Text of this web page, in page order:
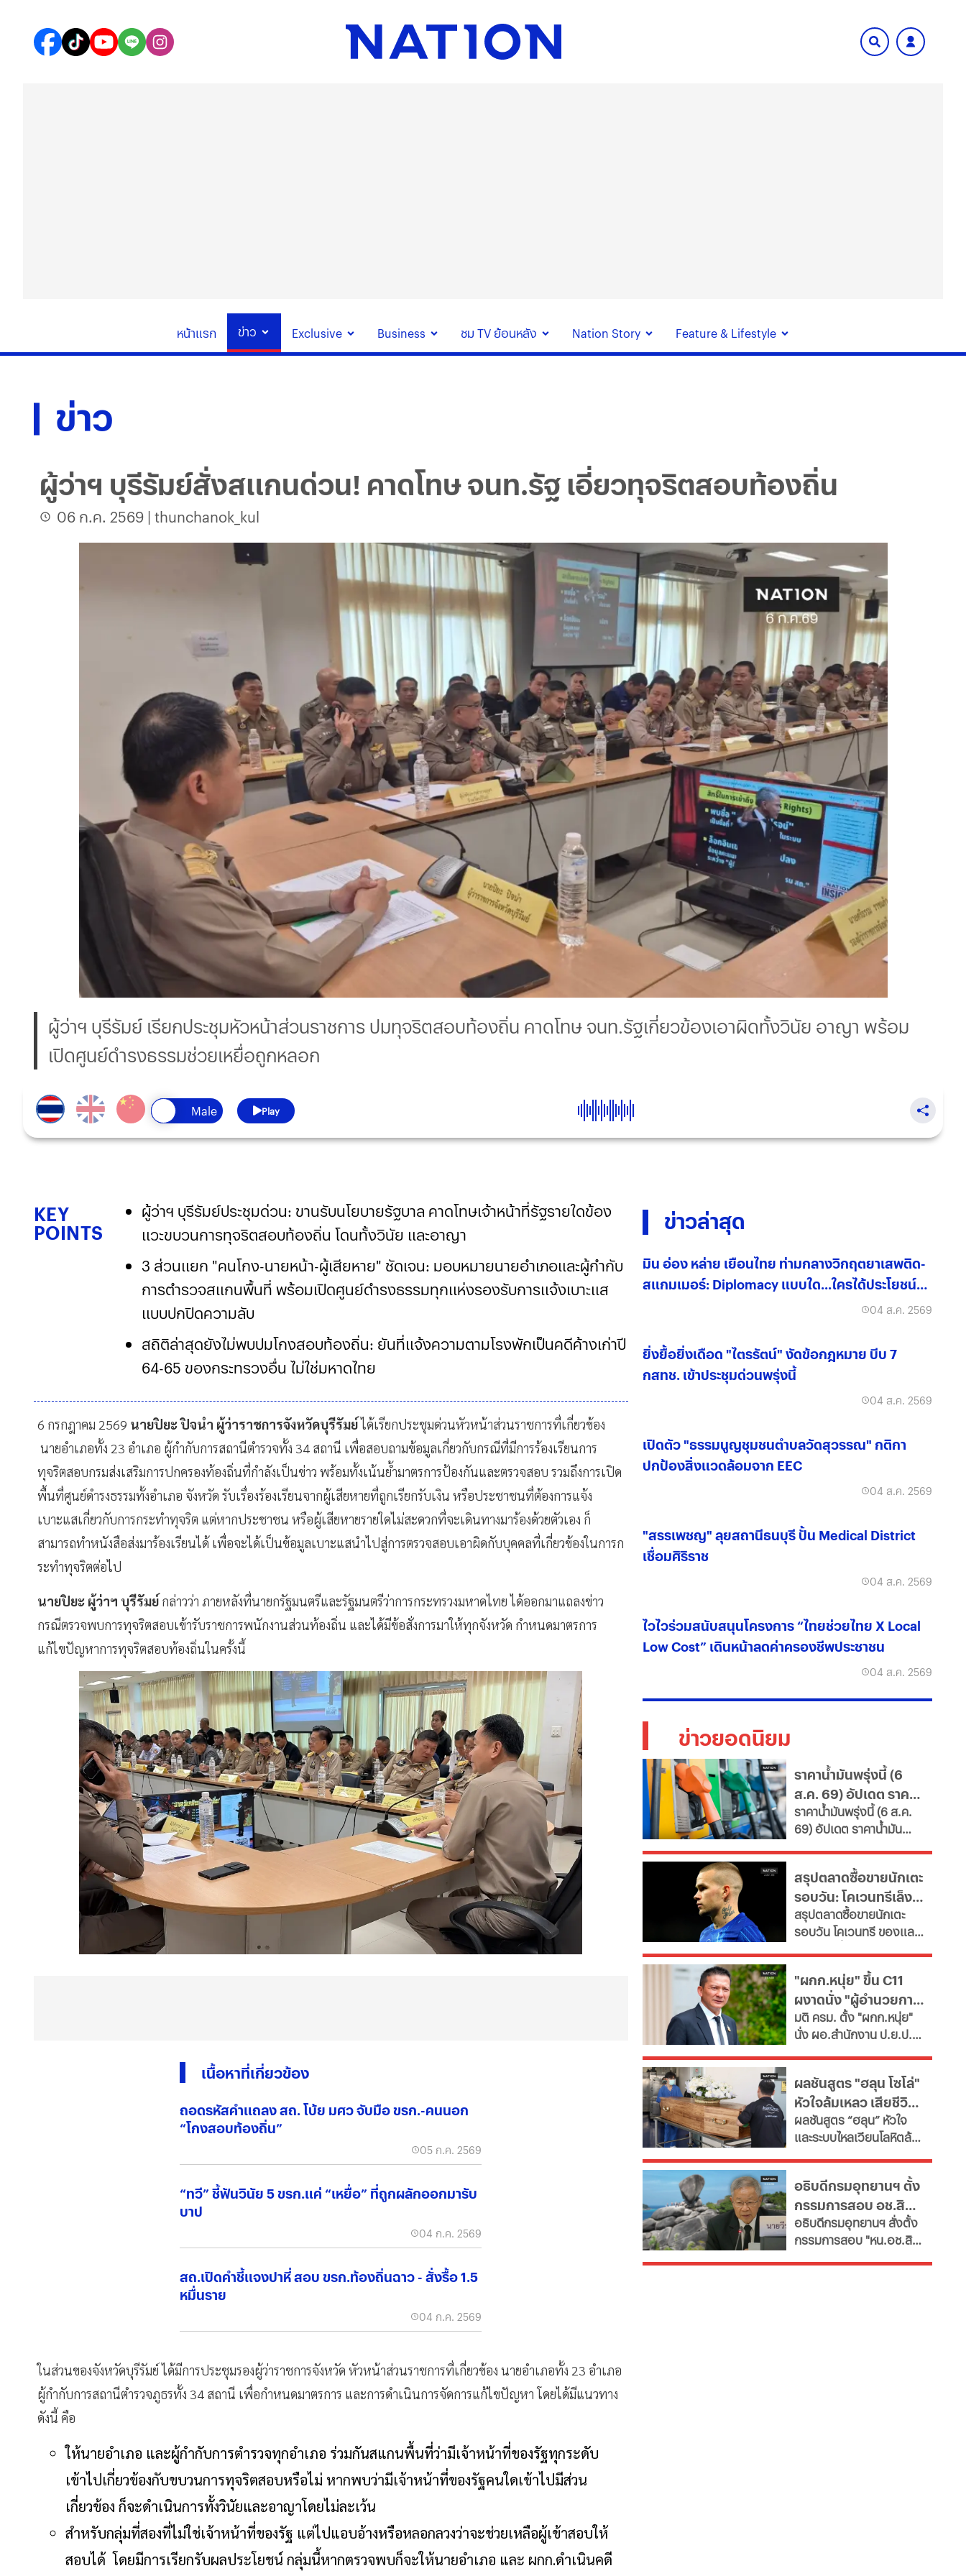
หน้าแรก ข่าว Exclusive Business ชม TV ย้อนหลัง Nation Story Feature & Lifestyle
ข่าว
ผู้ว่าฯ บุรีรัมย์สั่งสแกนด่วน! คาดโทษ จนท.รัฐ เอี่ยวทุจริตสอบท้องถิ่น
06 ก.ค. 2569 | thunchanok_kul
ผู้ว่าฯ บุรีรัมย์ เรียกประชุมหัวหน้าส่วนราชการ ปมทุจริตสอบท้องถิ่น คาดโทษ จนท.รัฐเกี่ยวข้องเอาผิดทั้งวินัย อาญา พร้อม
เปิดศูนย์ดำรงธรรมช่วยเหยื่อถูกหลอก
Play
KEY
POINTS
ผู้ว่าฯ บุรีรัมย์ประชุมด่วน: ขานรับนโยบายรัฐบาล คาดโทษเจ้าหน้าที่รัฐรายใดข้อง
แวะขบวนการทุจริตสอบท้องถิ่น โดนทั้งวินัย และอาญา
3 ส่วนแยก "คนโกง-นายหน้า-ผู้เสียหาย" ชัดเจน: มอบหมายนายอำเภอและผู้กำกับ
การตำรวจสแกนพื้นที่ พร้อมเปิดศูนย์ดำรงธรรมทุกแห่งรองรับการแจ้งเบาะแส
แบบปกปิดความลับ
สถิติล่าสุดยังไม่พบปมโกงสอบท้องถิ่น: ยันที่แจ้งความตามโรงพักเป็นคดีค้างเก่าปี
64-65 ของกระทรวงอื่น ไม่ใช่มหาดไทย
6 กรกฎาคม 2569 นายปิยะ ปิจนำ ผู้ว่าราชการจังหวัดบุรีรัมย์ได้เรียกประชุมด่วนหัวหน้าส่วนราชการที่เกี่ยวข้อง
นายอำเภอทั้ง 23 อำเภอ ผู้กำกับการสถานีตำรวจทั้ง 34 สถานี เพื่อสอบถามข้อมูลเกี่ยวกับกรณีที่มีการร้องเรียนการ
ทุจริตสอบกรมส่งเสริมการปกครองท้องถิ่นที่กำลังเป็นข่าว พร้อมทั้งเน้นย้ำมาตรการป้องกันและตรวจสอบ รวมถึงการเปิด
พื้นที่ศูนย์ดำรงธรรมทั้งอำเภอ จังหวัด รับเรื่องร้องเรียนจากผู้เสียหายที่ถูกเรียกรับเงิน หรือประชาชนที่ต้องการแจ้ง
เบาะแสเกี่ยวกับการกระทำทุจริต แต่หากประชาชน หรือผู้เสียหายรายใดไม่สะดวกที่จะเดินทางมาร้องด้วยตัวเอง ก็
สามารถทำหนังสือส่งมาร้องเรียนได้ เพื่อจะได้เป็นข้อมูลเบาะแสนำไปสู่การตรวจสอบเอาผิดกับบุคคลที่เกี่ยวข้องในการก
ระทำทุจริตต่อไป
นายปิยะ ผู้ว่าฯ บุรีรัมย์ กล่าวว่า ภายหลังที่นายกรัฐมนตรีและรัฐมนตรีว่าการกระทรวงมหาดไทย ได้ออกมาแถลงข่าว
กรณีตรวจพบการทุจริตสอบเข้ารับราชการพนักงานส่วนท้องถิ่น และได้มีข้อสั่งการมาให้ทุกจังหวัด กำหนดมาตรการ
แก้ไขปัญหาการทุจริตสอบท้องถิ่นในครั้งนี้
เนื้อหาที่เกี่ยวข้อง
ถอดรหัสคำแถลง สถ. โบ้ย มศว จับมือ ขรก.-คนนอก
“โกงสอบท้องถิ่น”
05 ก.ค. 2569
“ทวี” ชี้ฟันวินัย 5 ขรก.แค่ “เหยื่อ” ที่ถูกผลักออกมารับ
บาป
04 ก.ค. 2569
สถ.เปิดคำชี้แจงปาหี่ สอบ ขรก.ท้องถิ่นฉาว - สั่งรื้อ 1.5
หมื่นราย
04 ก.ค. 2569
ในส่วนของจังหวัดบุรีรัมย์ ได้มีการประชุมรองผู้ว่าราชการจังหวัด หัวหน้าส่วนราชการที่เกี่ยวข้อง นายอำเภอทั้ง 23 อำเภอ
ผู้กำกับการสถานีตำรวจภูธรทั้ง 34 สถานี เพื่อกำหนดมาตรการ และการดำเนินการจัดการแก้ไขปัญหา โดยได้มีแนวทาง
ดังนี้ คือ
ให้นายอำเภอ และผู้กำกับการตำรวจทุกอำเภอ ร่วมกันสแกนพื้นที่ว่ามีเจ้าหน้าที่ของรัฐทุกระดับ
เข้าไปเกี่ยวข้องกับขบวนการทุจริตสอบหรือไม่ หากพบว่ามีเจ้าหน้าที่ของรัฐคนใดเข้าไปมีส่วน
เกี่ยวข้อง ก็จะดำเนินการทั้งวินัยและอาญาโดยไม่ละเว้น
สำหรับกลุ่มที่สองที่ไม่ใช่เจ้าหน้าที่ของรัฐ แต่ไปแอบอ้างหรือหลอกลวงว่าจะช่วยเหลือผู้เข้าสอบให้
สอบได้ โดยมีการเรียกรับผลประโยชน์ กลุ่มนี้หากตรวจพบก็จะให้นายอำเภอ และ ผกก.ดำเนินคดี
ข่าวล่าสุด
มิน อ่อง หล่าย เยือนไทย ท่ามกลางวิกฤตยาเสพติด-
สแกมเมอร์: Diplomacy แบบใด...ใครได้ประโยชน์
04 ส.ค. 2569
ยิ่งยื้อยิ่งเดือด "ไตรรัตน์" งัดข้อกฎหมาย บีบ 7
กสทช. เข้าประชุมด่วนพรุ่งนี้
04 ส.ค. 2569
เปิดตัว "ธรรมนูญชุมชนตำบลวัดสุวรรณ" กติกา
ปกป้องสิ่งแวดล้อมจาก EEC
04 ส.ค. 2569
"สรรเพชญ" ลุยสถานีธนบุรี ปั้น Medical District
เชื่อมศิริราช
04 ส.ค. 2569
ไวไวร่วมสนับสนุนโครงการ “ไทยช่วยไทย X Local
Low Cost” เดินหน้าลดค่าครองชีพประชาชน
04 ส.ค. 2569
ข่าวยอดนิยม
ราคาน้ำมันพรุ่งนี้ (6
ส.ค. 69) อัปเดต ราคา
น้ำมันล่าสุด จากปั๊ม
ใหญ่
ราคาน้ำมันพรุ่งนี้ (6 ส.ค.
69) อัปเดต ราคาน้ำมัน
ขนาดใหญ่ มีทั้งราคาน้ำมัน
ดีเซล เบนซิน และ แก๊สโซ
ฮอล์
สรุปตลาดซื้อขายนักเตะ
รอบวัน: โคเวนทรีเล็ง
"มูดริก" สาลิกาปัดปืน
ซื้อ "กิมาไรส์"
สรุปตลาดซื้อขายนักเตะ
รอบวัน โคเวนทรี ของแลม
ด้านสาลิกาดงปัดข้อเสนอ
แรกจาก อาร์เซนอล ในการ
ล่าตัว "กิมาไรส์" ขณะที่ โค
โม่ ปิดดีล "ชาโลบาห์"
"ผกก.หนุ่ย" ขึ้น C11
ผงาดนั่ง "ผู้อำนวยการ
ป.ย.ป."
มติ ครม. ตั้ง "ผกก.หนุ่ย"
นั่ง ผอ.สำนักงาน ป.ย.ป.
กมธ.งบประมาณ 2570
เสนอยุบเลิกหน่วยงาน
เนื่องจากภารกิจซ้ำซ้อน
ผลชันสูตร "ฮลุน โซโล่"
หัวใจล้มเหลว เสียชีวิต
ยังไม่ตัดปมสารพิษ
ผลชันสูตร “ฮลุน” หัวใจ
และระบบไหลเวียนโลหิตล้ม
พิษและอื่นๆ รอผลตรวจ
จาก "จอร์เจีย" เทียบเคียง
ญาติเตรียมรับร่างกลับ
บำเพ็ญกุศลที่บ้านเกิด
อธิบดีกรมอุทยานฯ ตั้ง
กรรมการสอบ อช.สิมิ
ลัน ให้วีระ พักแรม 4 ปี
ก่อน
อธิบดีกรมอุทยานฯ​ สั่งตั้ง
กรรมการสอบ "หน.อช.สิมิ